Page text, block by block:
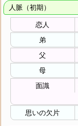
人脈（初期）
恋人
弟
父
母
面識
思いの欠片